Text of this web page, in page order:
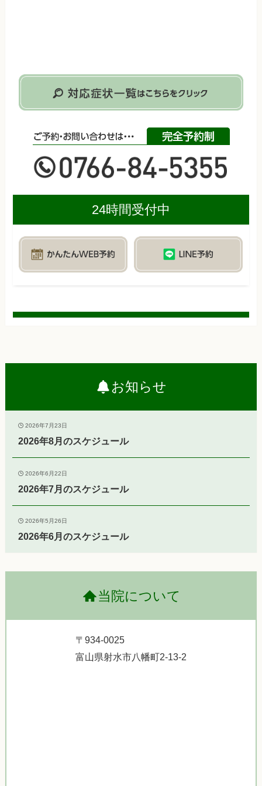
24時間受付中
お知らせ
2026年7月23日
2026年8月のスケジュール
2026年6月22日
2026年7月のスケジュール
2026年5月26日
2026年6月のスケジュール
当院について
〒934-0025
富山県射水市八幡町2-13-2